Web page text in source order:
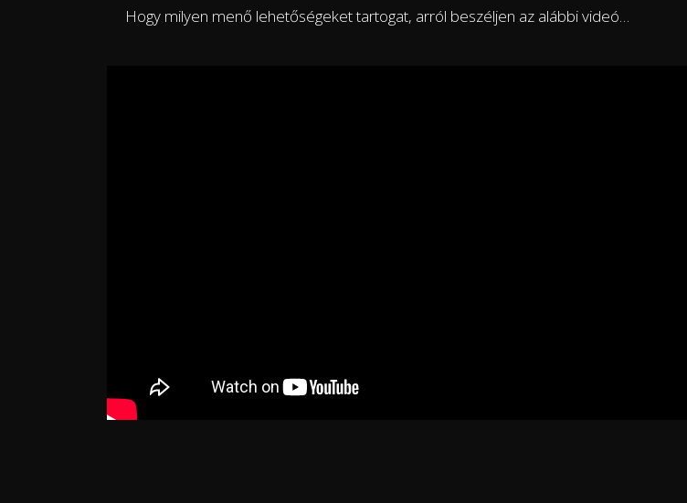
Hogy milyen menő lehetőségeket tartogat, arról beszéljen az alábbi videó…